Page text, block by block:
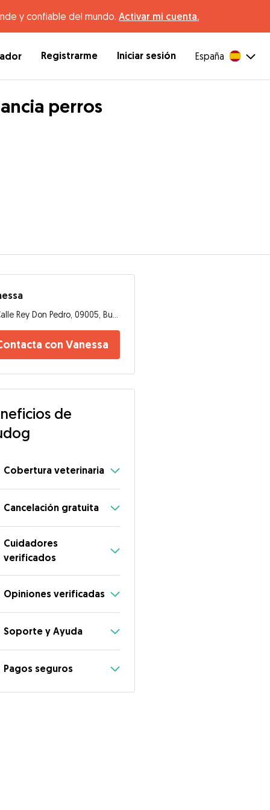
y confiable del mundo. Activar mi cuenta.
Registrarme Iniciar sesión España
perros
con Vanessa
de
Cobertura veterinaria
Cancelación gratuita
Cuidadores
verificados
Opiniones verificadas
Soporte y Ayuda
Pagos seguros